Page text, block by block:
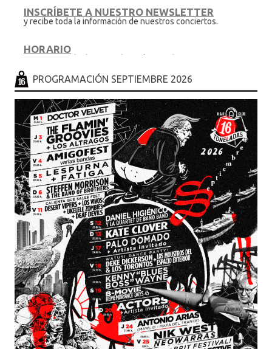
INSCRÍBETE A NUESTRO NEWSLETTER
y recibe toda la información de nuestros conciertos.
HORARIO
.... en sesion de discoteca hasta las 6.30h
PROGRAMACIÓN SEPTIEMBRE 2026